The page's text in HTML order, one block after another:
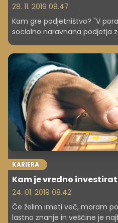
28. 11. 2019 08.47
Kam gre podjetništvo? "V
socialno naravnana podjetja
Torej, skupine socialnih
načinom življenja družbe kot
Slovenskega podjetniškega
KARIERA
Kam je vredno
24. 01. 2019 08.42
Če želim imeti več, moram
lastno znanje in veščine je